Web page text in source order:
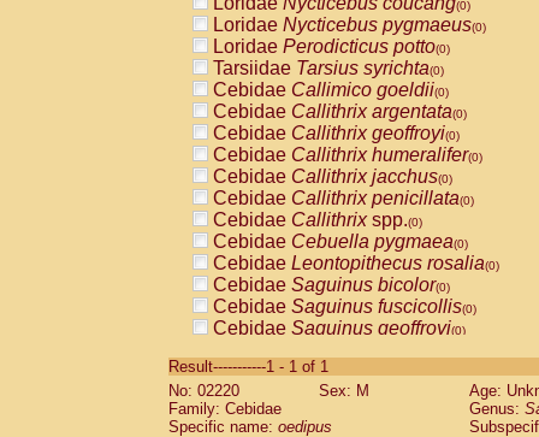
(0)
Loridae Nycticebus pygmaeus(0)
Loridae Perodicticus potto(0)
Tarsiidae Tarsius syrichta(0)
Cebidae Callimico goeldii(0)
Cebidae Callithrix argentata(0)
Cebidae Callithrix geoffroyi(0)
Cebidae Callithrix humeralifer(0)
Cebidae Callithrix jacchus(0)
Cebidae Callithrix penicillata(0)
Cebidae Callithrixspp.(0)
Cebidae Cebuella pygmaea(0)
Cebidae Leontopithecus rosalia(0)
Cebidae Saguinus bicolor(0)
Cebidae Saguinus fuscicollis(0)
Cebidae Saguinus geoffroyi(0)
CebidaeSaguinus labiatus(0)
Cebidae Saguinus leucopus (0)
Cebidae
Result-----------1 - 1 of 1
No: 02220
Sex: M
Age:
Family: Cebidae
Genus:
Specific name: oedipus